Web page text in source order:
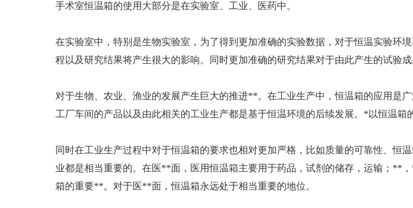
手术室恒温箱的使用大部分是在实验室、工业、医药中。
在实验室中，特别是生物实验室，为了得到更加准确的实验数据，对于恒温实验
程以及研究结果将产生很大的影响。同时更加准确的研究结果对于由此产生的试验
对于生物、农业、渔业的发展产生巨大的推进**。在工业生产中，恒温箱的应用是
工厂车间的产品以及由此相关的工业生产都是基于恒温环境的后续发展。*以恒温箱
同时在工业生产过程中对于恒温箱的要求也相对更加严格，比如质量的可靠性、恒
业都是相当重要的。在医**面，医用恒温箱主要用于药品，试剂的储存，运输；**
箱的重要**。对于医**面，恒温箱永远处于相当重要的地位。